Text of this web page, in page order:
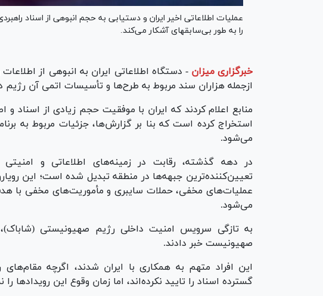
عملیات اطلاعاتی اخیر ایران و دستیابی به حجم انبوهی از اسناد
را به طور بی‌سابقه‎ای آشکار می‌کند.
خبرگزاری میزان - دستگاه اطلاعاتی ایران به انبوهی از
ازجمله هزاران سند مربوط به طرح‌ها و تأسیسات اتمی آن
منابع اعلام کردند که ایران با موفقیت حجم زیادی از
استخراج کرده است که بنا بر گزارش‌ها، جزئیات مربوط به
می‌شود.
در دهه گذشته، رقابت در زمینه‌های اطلاعاتی و
عملیات‌های مخفی، حملات سایبری و مأموریت‌های مخفی با
می‌شود.
صهیونیست خبر دادند.
این افراد متهم به همکاری با ایران شدند، اگرچه
گسترده اسناد را تایید نکرده‌اند، اما زمان وقوع این رویداد‌ها